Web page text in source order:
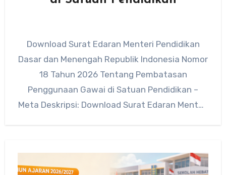
Download Surat Edaran Menteri Pendidikan
Dasar dan Menengah Republik Indonesia Nomor
18 Tahun 2026 Tentang Pembatasan
Penggunaan Gawai di Satuan Pendidikan –
Meta Deskripsi: Download Surat Edaran Menteri